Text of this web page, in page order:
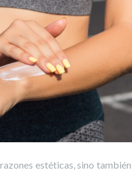
estéticas, sino